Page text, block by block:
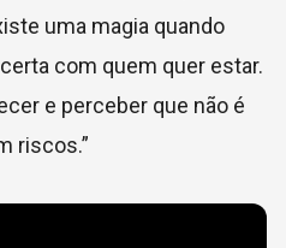
uma magia quando
com quem quer estar.
e perceber que não é
riscos.”